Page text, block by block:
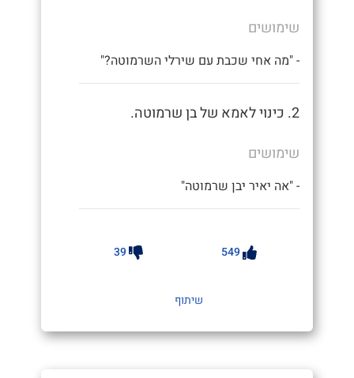
שימושים
- "מה אחי שכבת עם שירלי השרמוטה?"
2. כינוי לאמא של בן שרמוטה.
שימושים
- "אה יאיר יבן שרמוטה"
549
39
שיתוף